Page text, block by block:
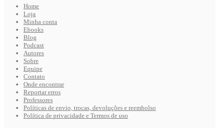
Home
Loja
Minha conta
Ebooks
Blog
Podcast
Autores
Sobre
Equipe
Contato
Onde encontrar
Reportar erros
Professores
Políticas de envio, trocas, devoluções e reembolso
Política de privacidade e Termos de uso